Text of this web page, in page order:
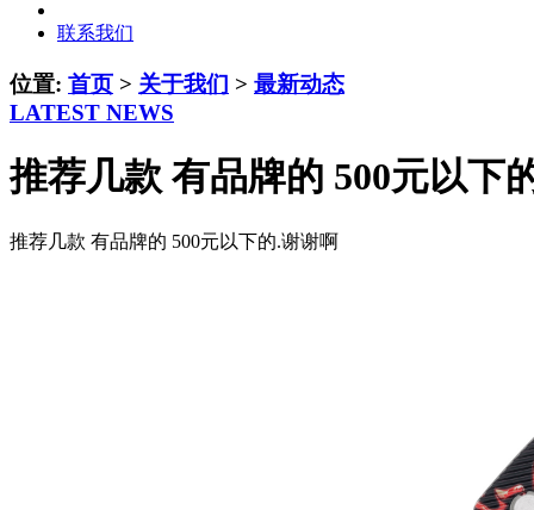
联系我们
位置: 首页 > 关于我们 > 最新动态
LATEST NEWS
推荐几款 有品牌的 500元以下
推荐几款 有品牌的 500元以下的.谢谢啊